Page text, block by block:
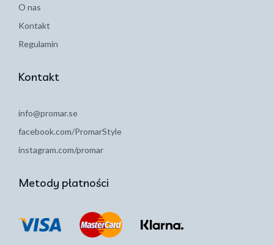
O nas
Kontakt
Regulamin
Kontakt
info@promar.se
facebook.com/PromarStyle
instagram.com/promar
Metody płatności